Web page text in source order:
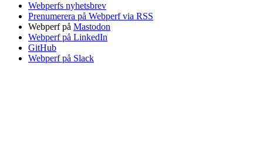
Webperfs nyhetsbrev
Prenumerera på Webperf via RSS
Webperf på Mastodon
Webperf på LinkedIn
GitHub
Webperf på Slack